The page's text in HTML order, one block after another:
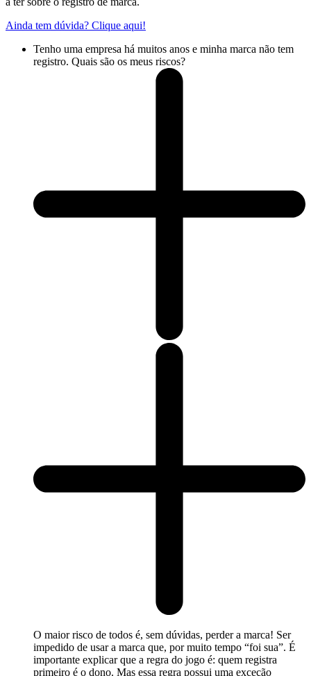
Ainda tem dúvida? Clique aqui!
Tenho uma empresa há muitos anos e minha marca não tem
registro. Quais são os meus riscos?
O maior risco de todos é, sem dúvidas, perder a marca! Ser
impedido de usar a marca que, por muito tempo “foi sua”. É
importante explicar que a regra do jogo é: quem registra
primeiro é o dono. Mas essa regra possui uma exceção